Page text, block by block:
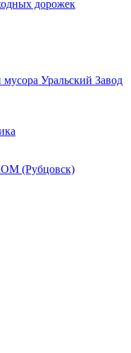
дорожек
Уральский Завод
(Рубцовск)